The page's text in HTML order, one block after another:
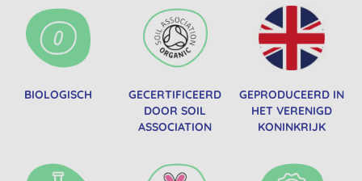
BIOLOGISCH
GECERTIFICEERD
DOOR SOIL
ASSOCIATION
GEPRODUCEERD IN
HET VERENIGD
KONINKRIJK